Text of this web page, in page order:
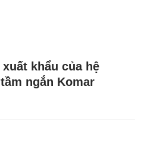
khẩu của hệ
ngắn Komar